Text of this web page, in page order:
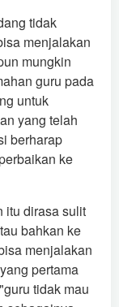
tidak
menjalakan
mungkin
guru pada
untuk
yang telah
berharap
ke
itu dirasa sulit
bahkan ke
menjalakan
pertama
tidak mau